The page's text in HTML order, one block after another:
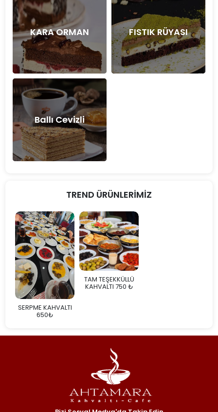
KARA ORMAN FISTIK RÜYASI
Ballı Cevizli
TREND ÜRÜNLERİMİZ
SERPME KAHVALTI
650₺
TAM TEŞEKKÜLLÜ
KAHVALTI 750 ₺